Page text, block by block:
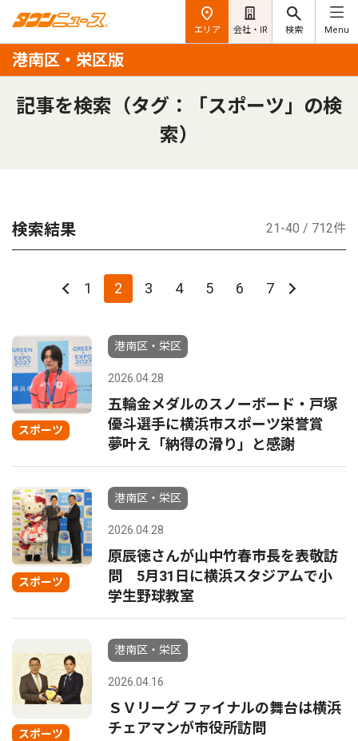
エリア 会社・IR 検索 Menu
港南区・栄区版
記事を検索（タグ：「スポーツ」の検
索）
検索結果 21-40 / 712件
1 2 3 4 5 6 7
スポーツ
港南区・栄区
2026.04.28
五輪金メダルのスノーボード・戸塚
優斗選手に横浜市スポーツ栄誉賞
夢叶え「納得の滑り」と感謝
スポーツ
港南区・栄区
2026.04.28
原辰徳さんが山中竹春市長を表敬訪
問 5月31日に横浜スタジアムで小
学生野球教室
スポーツ
港南区・栄区
2026.04.16
ＳＶリーグ ファイナルの舞台は横浜
チェアマンが市役所訪問